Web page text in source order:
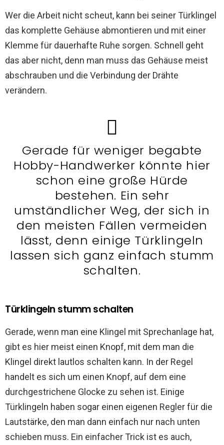
Wer die Arbeit nicht scheut, kann bei seiner Türklingel
das komplette Gehäuse abmontieren und mit einer
Klemme für dauerhafte Ruhe sorgen. Schnell geht
das aber nicht, denn man muss das Gehäuse meist
abschrauben und die Verbindung der Drähte
verändern.
Gerade für weniger begabte
Hobby-Handwerker könnte hier
schon eine große Hürde
bestehen. Ein sehr
umständlicher Weg, der sich in
den meisten Fällen vermeiden
lässt, denn einige Türklingeln
lassen sich ganz einfach stumm
schalten.
Türklingeln stumm schalten
Gerade, wenn man eine Klingel mit Sprechanlage hat,
gibt es hier meist einen Knopf, mit dem man die
Klingel direkt lautlos schalten kann. In der Regel
handelt es sich um einen Knopf, auf dem eine
durchgestrichene Glocke zu sehen ist. Einige
Türklingeln haben sogar einen eigenen Regler für die
Lautstärke, den man dann einfach nur nach unten
schieben muss. Ein einfacher Trick ist es auch,